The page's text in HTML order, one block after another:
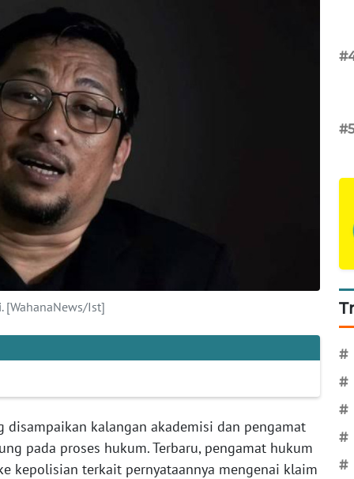
[WahanaNews/Ist]
disampaikan kalangan akademisi dan pengamat
pada proses hukum. Terbaru, pengamat hukum
kepolisian terkait pernyataannya mengenai klaim
#5
#
#
#
#
#